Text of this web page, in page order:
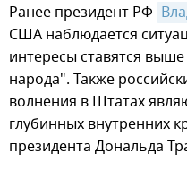
Ранее президент РФ
США наблюдается
интересы ставятся
народа". Также
волнения в Штатах
глубинных внутренних
президента Дональда